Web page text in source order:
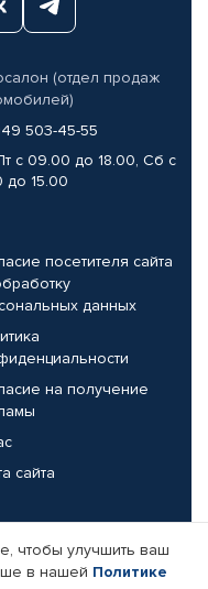
(отдел продаж
503-45-55
с 09.00 до 18.00, Сб с
до 15.00
посетителя сайта
данных
на получение
сайта
чтобы улучшить ваш
в нашей Политике